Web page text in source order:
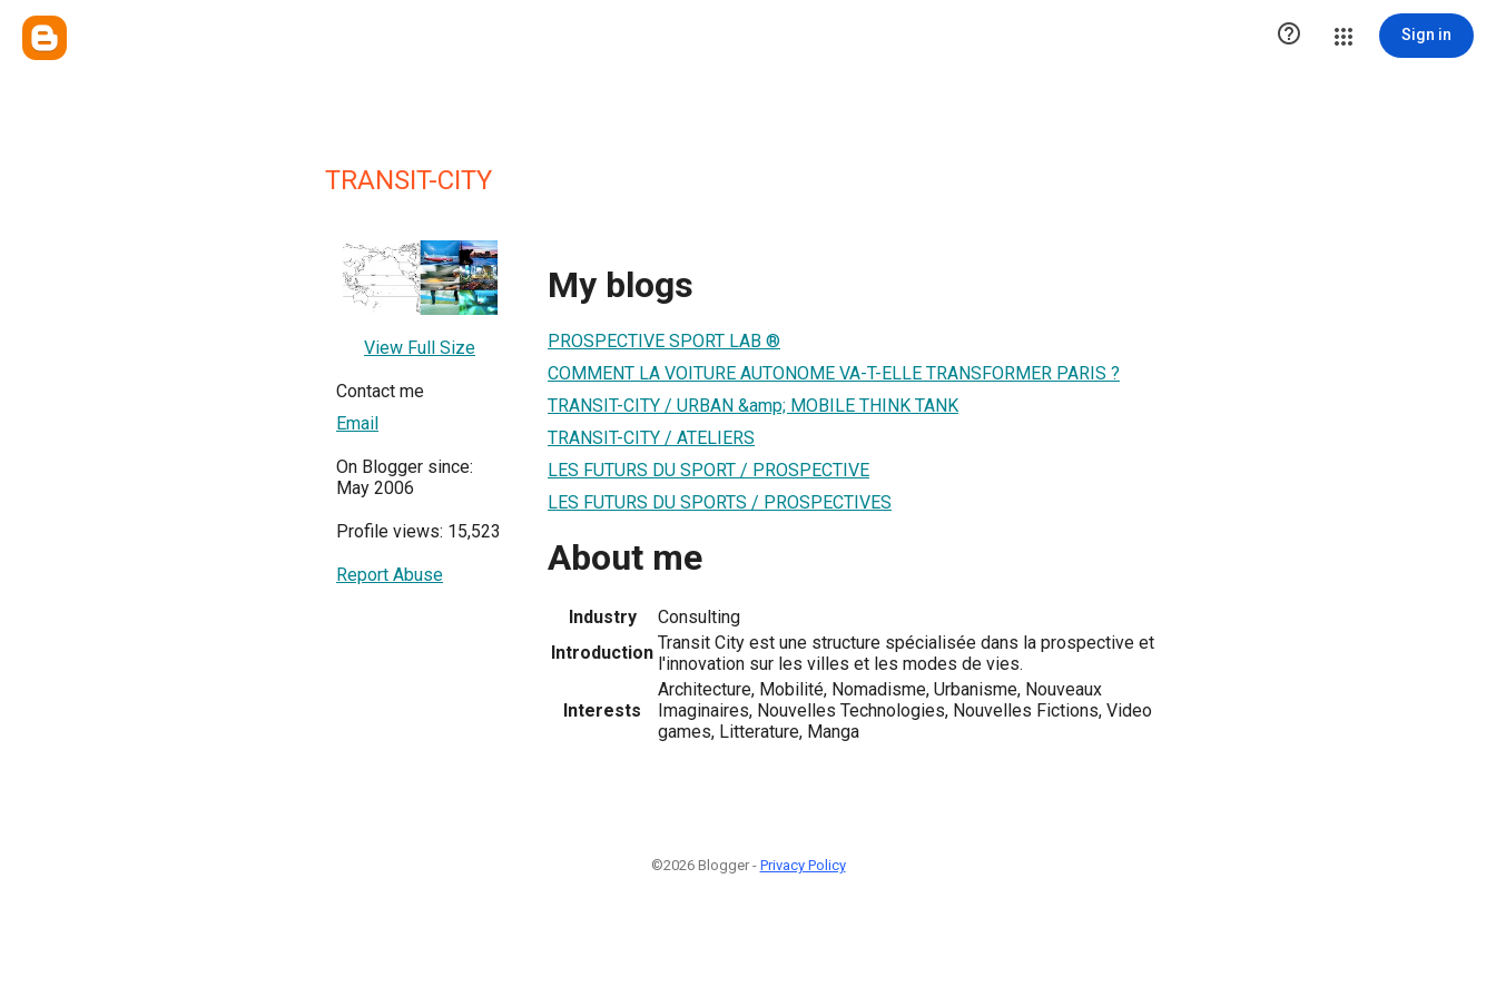
 Sign in
TRANSIT-CITY
View Full Size
Contact me
Email
On Blogger since:
May 2006
Profile views: 15,523
Report Abuse
My blogs
PROSPECTIVE SPORT LAB ®
COMMENT LA VOITURE AUTONOME VA-T-ELLE TRANSFORMER PARIS ?
TRANSIT-CITY / URBAN &amp; MOBILE THINK TANK
TRANSIT-CITY / ATELIERS
LES FUTURS DU SPORT / PROSPECTIVE
LES FUTURS DU SPORTS / PROSPECTIVES
About me
Industry
Consulting
Introduction Transit City est une structure spécialisée dans la prospective et
l'innovation sur les villes et les modes de vies.
Interests
Architecture, Mobilité, Nomadisme, Urbanisme, Nouveaux
Imaginaires, Nouvelles Technologies, Nouvelles Fictions, Video
games, Litterature, Manga
©2026 Blogger - Privacy Policy